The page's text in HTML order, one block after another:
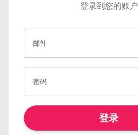
登录到您的账户
邮件
密码
登录